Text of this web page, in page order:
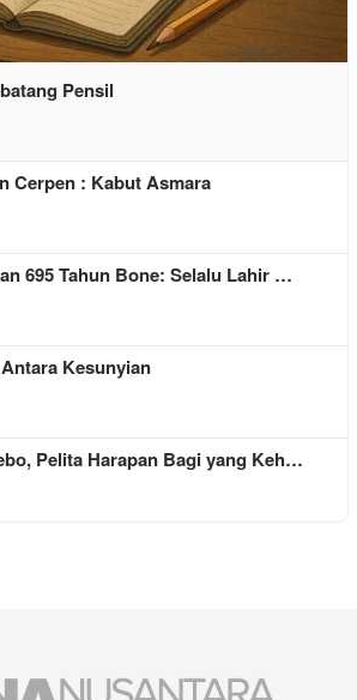
Pensil
Cerpen : Kabut Asmara
695 Tahun Bone: Selalu Lahir …
Kesunyian
Pelita Harapan Bagi yang Keh…